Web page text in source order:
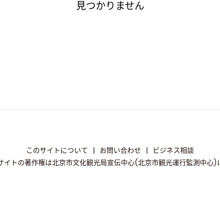
見つかりません
このサイトについて | お問い合わせ |
ビジネス相談
イトの著作権は北京市文化観光局宣伝中心(北京市観光運行監測中心)